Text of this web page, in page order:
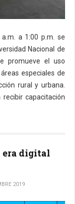
a 1:00 p.m. se
Nacional de
promueve el uso
especiales de
rural y urbana.
capacitación
era digital
2019